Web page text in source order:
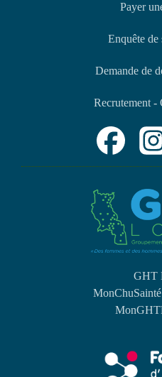
Payer
Enquête de
Demande de
Recrutement -
GHT